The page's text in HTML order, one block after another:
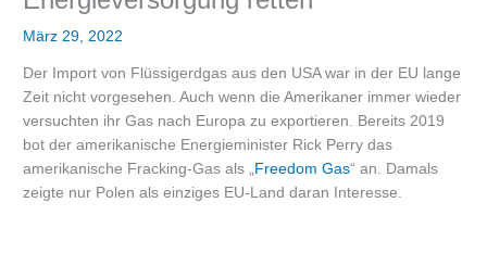
März 29, 2022
Der Import von Flüssigerdgas aus den USA war in der EU lange
Zeit nicht vorgesehen. Auch wenn die Amerikaner immer wieder
versuchten ihr Gas nach Europa zu exportieren. Bereits 2019
bot der amerikanische Energieminister Rick Perry das
amerikanische Fracking-Gas als „
Freedom Gas“ an. Damals
zeigte nur Polen als einziges EU-Land daran Interesse.